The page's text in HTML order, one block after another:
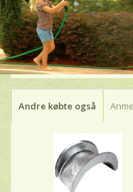
Andre købte også